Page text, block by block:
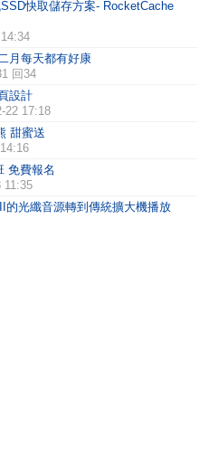
快取儲存方案- RocketCache
月每天都有好康
回34
設計
22 17:18
甜蜜送
免費報名
11:35
的光纖音源轉到傳統擴大機播放